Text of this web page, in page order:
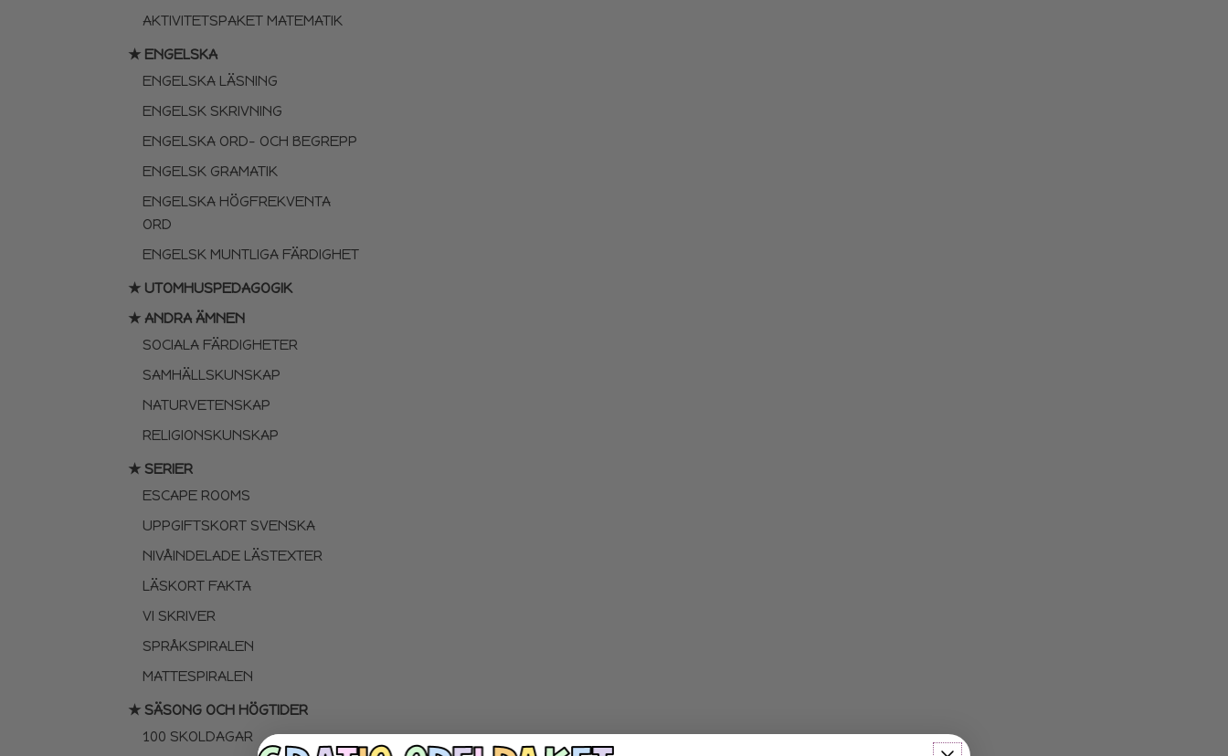
AKTIVITETSPAKET MATEMATIK
★ ENGELSKA
ENGELSKA LÄSNING
ENGELSK SKRIVNING
ENGELSKA ORD- OCH BEGREPP
ENGELSK GRAMATIK
ENGELSKA HÖGFREKVENTA
ORD
ENGELSK MUNTLIGA FÄRDIGHET
★ UTOMHUSPEDAGOGIK
★ ANDRA ÄMNEN
SOCIALA FÄRDIGHETER
SAMHÄLLSKUNSKAP
NATURVETENSKAP
RELIGIONSKUNSKAP
★ SERIER
ESCAPE ROOMS
UPPGIFTSKORT SVENSKA
NIVÅINDELADE LÄSTEXTER
LÄSKORT FAKTA
VI SKRIVER
SPRÅKSPIRALEN
MATTESPIRALEN
★ SÄSONG OCH HÖGTIDER
100 SKOLDAGAR